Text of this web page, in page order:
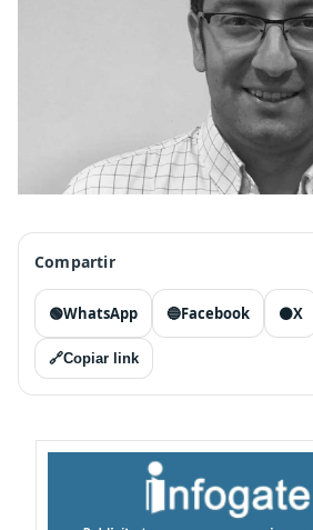
Compartir
🟢WhatsApp 🔵Facebook ⚫X
🔗Copiar link